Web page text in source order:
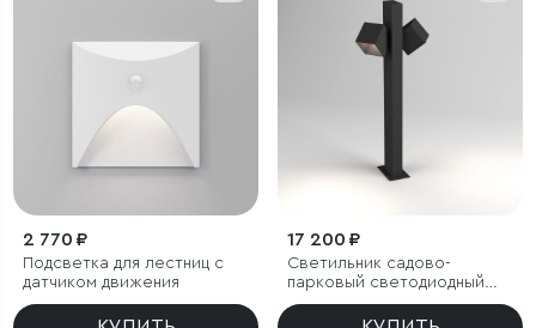
2 770 ₽
Подсветка для лестниц с
датчиком движения
17 200 ₽
Светильник садово-
парковый светодиодный
Fjord